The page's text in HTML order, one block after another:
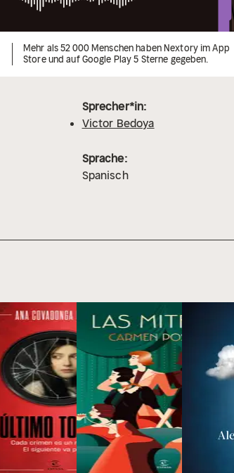
Mehr als 52 000 Menschen haben Nextory im App
Store und auf Google Play 5 Sterne gegeben.
Sprecher*in:
Victor Bedoya
Sprache:
Spanisch